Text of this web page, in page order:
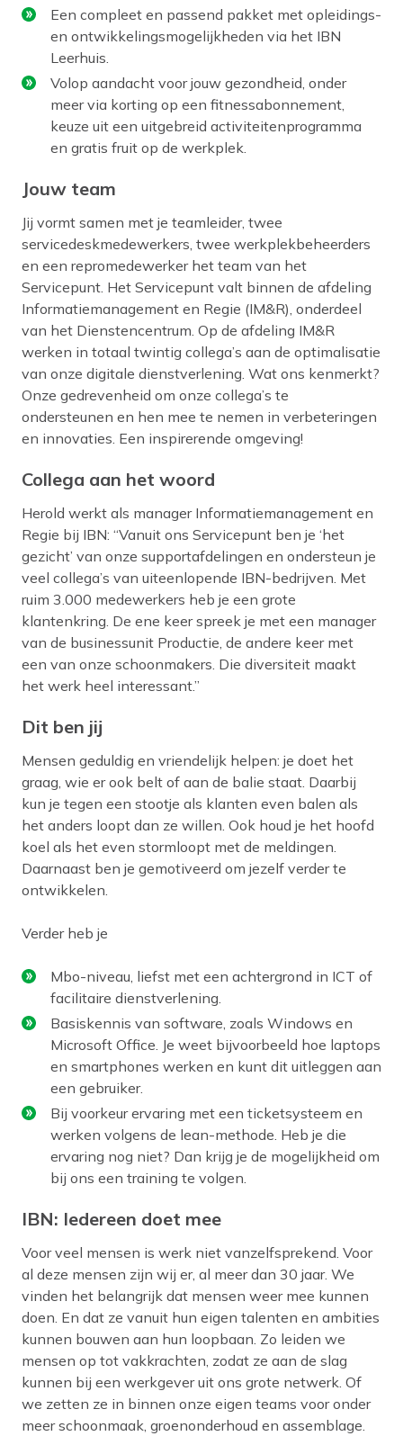
Een compleet en passend pakket met opleidings-
en ontwikkelingsmogelijkheden via het IBN
Leerhuis.
Volop aandacht voor jouw gezondheid, onder
meer via korting op een fitnessabonnement,
keuze uit een uitgebreid activiteitenprogramma
en gratis fruit op de werkplek.
Jouw team
Jij vormt samen met je teamleider, twee
servicedeskmedewerkers, twee werkplekbeheerders
en een repromedewerker het team van het
Servicepunt. Het Servicepunt valt binnen de afdeling
Informatiemanagement en Regie (IM&R), onderdeel
van het Dienstencentrum. Op de afdeling IM&R
werken in totaal twintig collega’s aan de optimalisatie
van onze digitale dienstverlening. Wat ons kenmerkt?
Onze gedrevenheid om onze collega’s te
ondersteunen en hen mee te nemen in verbeteringen
en innovaties. Een inspirerende omgeving!
Collega aan het woord
Herold werkt als manager Informatiemanagement en
Regie bij IBN: “Vanuit ons Servicepunt ben je ‘het
gezicht’ van onze supportafdelingen en ondersteun je
veel collega’s van uiteenlopende IBN-bedrijven. Met
ruim 3.000 medewerkers heb je een grote
klantenkring. De ene keer spreek je met een manager
van de businessunit Productie, de andere keer met
een van onze schoonmakers. Die diversiteit maakt
het werk heel interessant.”
Dit ben jij
Mensen geduldig en vriendelijk helpen: je doet het
graag, wie er ook belt of aan de balie staat. Daarbij
kun je tegen een stootje als klanten even balen als
het anders loopt dan ze willen. Ook houd je het hoofd
koel als het even stormloopt met de meldingen.
Daarnaast ben je gemotiveerd om jezelf verder te
ontwikkelen.
Verder heb je
Mbo-niveau, liefst met een achtergrond in ICT of
facilitaire dienstverlening.
Basiskennis van software, zoals Windows en
Microsoft Office. Je weet bijvoorbeeld hoe laptops
en smartphones werken en kunt dit uitleggen aan
een gebruiker.
Bij voorkeur ervaring met een ticketsysteem en
werken volgens de lean-methode. Heb je die
ervaring nog niet? Dan krijg je de mogelijkheid om
bij ons een training te volgen.
IBN: Iedereen doet mee
Voor veel mensen is werk niet vanzelfsprekend. Voor
al deze mensen zijn wij er, al meer dan 30 jaar. We
vinden het belangrijk dat mensen weer mee kunnen
doen. En dat ze vanuit hun eigen talenten en ambities
kunnen bouwen aan hun loopbaan. Zo leiden we
mensen op tot vakkrachten, zodat ze aan de slag
kunnen bij een werkgever uit ons grote netwerk. Of
we zetten ze in binnen onze eigen teams voor onder
meer schoonmaak, groenonderhoud en assemblage.